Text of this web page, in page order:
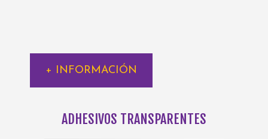
+ INFORMACIÓN
ADHESIVOS TRANSPARENTES